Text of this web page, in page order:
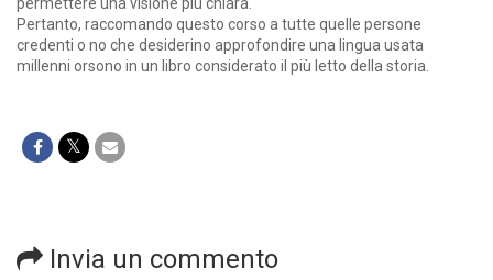
Pertanto, raccomando questo corso a tutte quelle persone
credenti o no che desiderino approfondire una lingua usata
millenni orsono in un libro considerato il più letto della storia.
Invia un commento